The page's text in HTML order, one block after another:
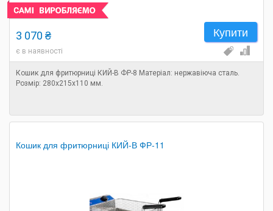
Купити
3 070 ₴
є в наявності
Кошик для фритюрниці КИЙ-В ФР-8 Матеріал: нержавіюча сталь.
Розмір: 280х215х110 мм.
Кошик для фритюрниці КИЙ-В ФР-11